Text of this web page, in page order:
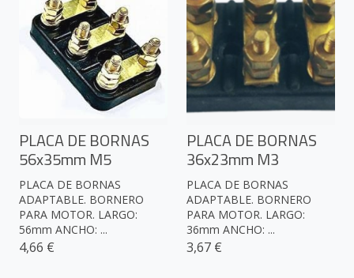
PLACA DE BORNAS
56x35mm M5
PLACA DE BORNAS
ADAPTABLE. BORNERO
PARA MOTOR. LARGO:
56mm ANCHO: ...
4,66 €
PLACA DE BORNAS
36x23mm M3
PLACA DE BORNAS
ADAPTABLE. BORNERO
PARA MOTOR. LARGO:
36mm ANCHO: ...
3,67 €